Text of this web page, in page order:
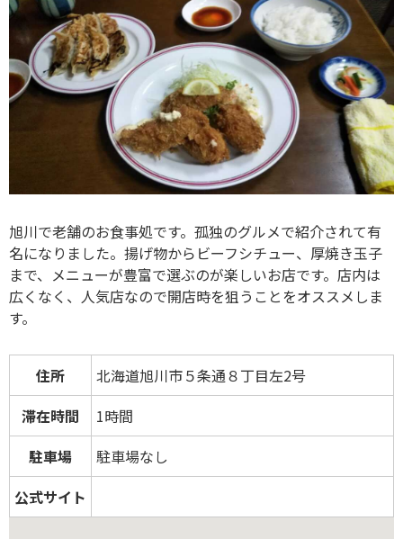
旭川で老舗のお食事処です。孤独のグルメで紹介されて有
名になりました。揚げ物からビーフシチュー、厚焼き玉子
まで、メニューが豊富で選ぶのが楽しいお店です。店内は
広くなく、人気店なので開店時を狙うことをオススメしま
す。
住所
北海道旭川市５条通８丁目左2号
滞在時間
1時間
駐車場
駐車場なし
公式サイト